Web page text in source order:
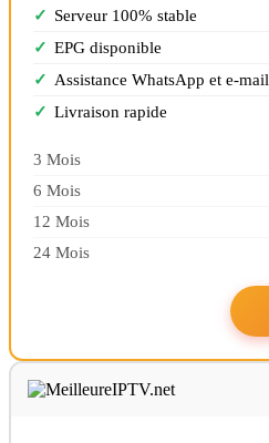
Serveur 100% stable
EPG disponible
Assistance WhatsApp et e-mail
Livraison rapide
3 Mois
6 Mois
12 Mois
24 Mois